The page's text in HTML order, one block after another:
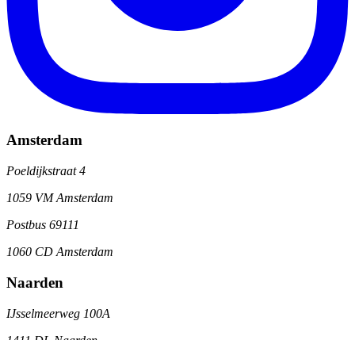
Amsterdam
Poeldijkstraat 4
1059 VM Amsterdam
Postbus 69111
1060 CD Amsterdam
Naarden
IJsselmeerweg 100A